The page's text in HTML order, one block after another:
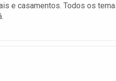
e casamentos. Todos os